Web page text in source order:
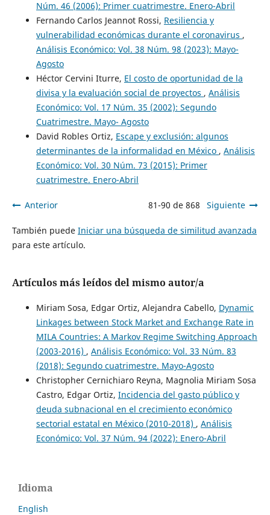
Núm. 46 (2006): Primer cuatrimestre. Enero-Abril
Fernando Carlos Jeannot Rossi, Resiliencia y
vulnerabilidad económicas durante el coronavirus ,
Análisis Económico: Vol. 38 Núm. 98 (2023): Mayo-
Agosto
Héctor Cervini Iturre, El costo de oportunidad de la
divisa y la evaluación social de proyectos , Análisis
Económico: Vol. 17 Núm. 35 (2002): Segundo
Cuatrimestre. Mayo- Agosto
David Robles Ortiz, Escape y exclusión: algunos
determinantes de la informalidad en México , Análisis
Económico: Vol. 30 Núm. 73 (2015): Primer
cuatrimestre. Enero-Abril
Anterior 81-90 de 868 Siguiente
También puede Iniciar una búsqueda de similitud avanzada
para este artículo.
Artículos más leídos del mismo autor/a
Miriam Sosa, Edgar Ortiz, Alejandra Cabello, Dynamic
Linkages between Stock Market and Exchange Rate in
MILA Countries: A Markov Regime Switching Approach
(2003-2016) , Análisis Económico: Vol. 33 Núm. 83
(2018): Segundo cuatrimestre. Mayo-Agosto
Christopher Cernichiaro Reyna, Magnolia Miriam Sosa
Castro, Edgar Ortiz, Incidencia del gasto público y
deuda subnacional en el crecimiento económico
sectorial estatal en México (2010-2018) , Análisis
Económico: Vol. 37 Núm. 94 (2022): Enero-Abril
Idioma
English